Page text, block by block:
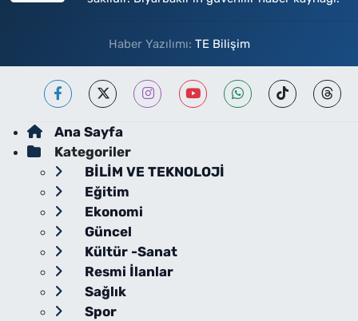
Haber Yazılımı: TE Bilişim
Ana Sayfa
Kategoriler
BİLİM VE TEKNOLOJİ
Eğitim
Ekonomi
Güncel
Kültür -Sanat
Resmi İlanlar
Sağlık
Spor